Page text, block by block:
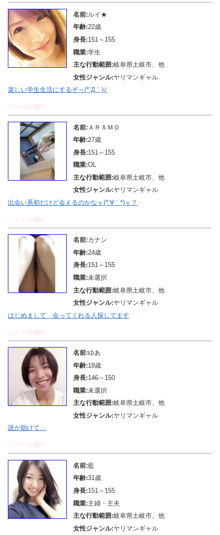
名前: ルイ★
年齢:22歳
身長:151～155
職業:学生
主な行動範囲:岐阜県土岐市、他
女性ジャンル:ヤリマンギャル
楽しい学生生活にするぞ～(*´Д｀)ﾉ
メール待機中
名前: ＡＲＡＭＯ
年齢:27歳
身長:151～155
職業:OL
主な行動範囲:岐阜県土岐市、他
女性ジャンル:ヤリマンギャル
出会い系初だけど会えるのかなｖ(*´∀｀*)ｖ？
メール待機中
名前:カナン
年齢:24歳
身長:151～155
職業:未選択
主な行動範囲:岐阜県土岐市、他
女性ジャンル:ヤリマンギャル
はじめまして 会ってくれる人探してます
メール待機中
名前:ゆあ
年齢:18歳
身長:146～150
職業:未選択
主な行動範囲:岐阜県土岐市、他
女性ジャンル:ヤリマンギャル
誰か助けて…
メール待機中
名前:藍
年齢:31歳
身長:151～155
職業:主婦・主夫
主な行動範囲:岐阜県土岐市、他
女性ジャンル:ヤリマンギャル